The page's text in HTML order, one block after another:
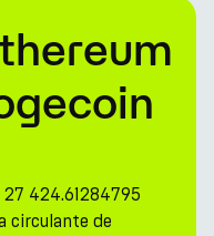
424.61284795
circulante de